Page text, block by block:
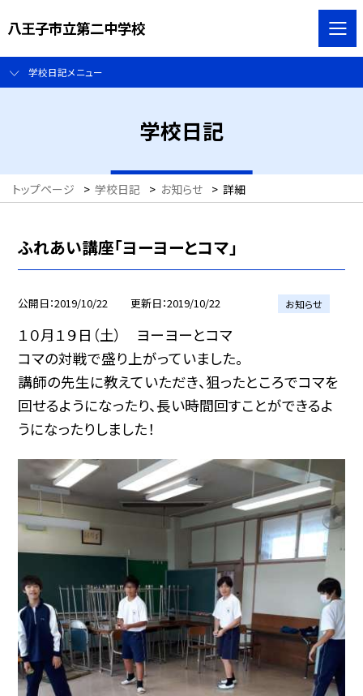
八王子市立第二中学校
学校日記メニュー
学校日記
トップページ > 学校日記 > お知らせ > 詳細
ふれあい講座「ヨーヨーとコマ」
公開日 2019/10/22 更新日 2019/10/22 お知らせ
１０月１９日（土） ヨーヨーとコマ
コマの対戦で盛り上がっていました。
講師の先生に教えていただき、狙ったところでコマを
回せるようになったり、長い時間回すことができるよ
うになったりしました！